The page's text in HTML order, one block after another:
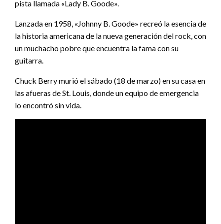
pista llamada «Lady B. Goode».
Lanzada en 1958, «Johnny B. Goode» recreó la esencia de
la historia americana de la nueva generación del rock, con
un muchacho pobre que encuentra la fama con su
guitarra.
Chuck Berry murió el sábado (18 de marzo) en su casa en
las afueras de St. Louis, donde un equipo de emergencia
lo encontró sin vida.